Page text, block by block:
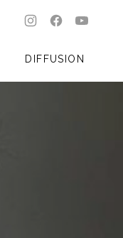
DIFFUSION
New Window
NewNew